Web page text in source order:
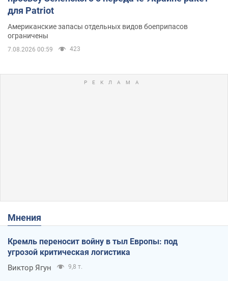
для Patriot
Американские запасы отдельных видов боеприпасов
ограничены
7.08.2026 00:59 423
Мнения
Кремль переносит войну в тыл Европы: под
угрозой критическая логистика
Виктор Ягун 9,8 т.